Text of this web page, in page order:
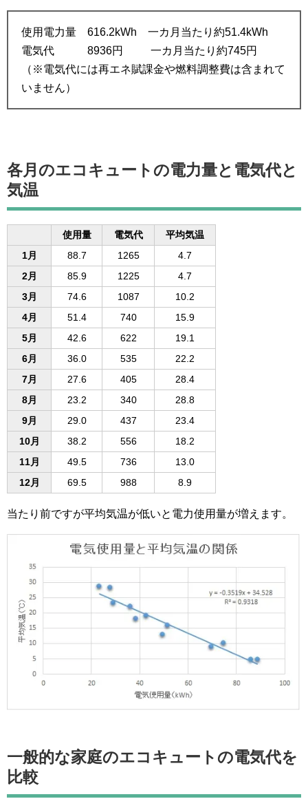
使用電力量 616.2kWh 一カ月当たり約51.4kWh
電気代 8936円 一カ月当たり約745円
（※電気代には再エネ賦課金や燃料調整費は含まれて
いません）
各月のエコキュートの電力量と電気代と
気温
使用量 電気代
平均気温
1月
88.7 1265
4.7
2月
85.9 1225
4.7
3月
74.6 1087
10.2
4月
51.4 740
15.9
5月
42.6 622
19.1
6月
36.0 535
22.2
7月
27.6 405
28.4
8月
23.2 340
28.8
9月
29.0 437
23.4
10月
38.2 556
18.2
11月
49.5 736
13.0
12月
69.5 988 8.9
当たり前ですが平均気温が低いと電力使用量が増えます。
一般的な家庭のエコキュートの電気代を
比較